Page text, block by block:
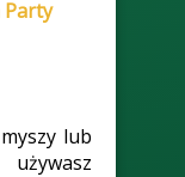
Party
lub